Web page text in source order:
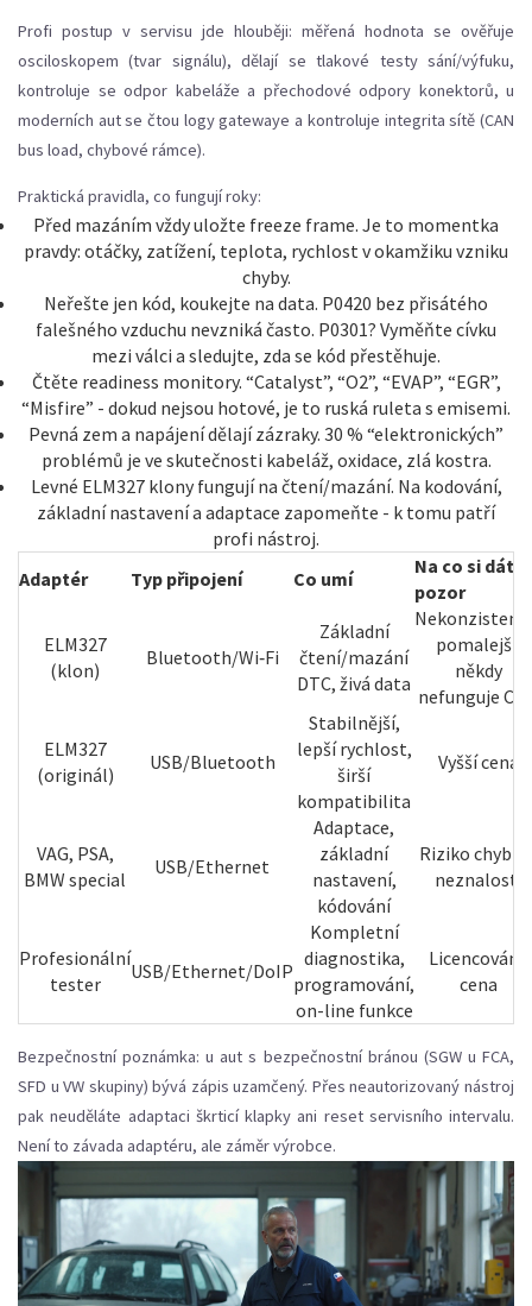
Profi postup v servisu jde hlouběji: měřená hodnota se ověřuje
osciloskopem (tvar signálu), dělají se tlakové testy sání/výfuku,
kontroluje se odpor kabeláže a přechodové odpory konektorů, u
moderních aut se čtou logy gatewaye a kontroluje integrita sítě (CAN
bus load, chybové rámce).
Praktická pravidla, co fungují roky:
Před mazáním vždy uložte freeze frame. Je to momentka
pravdy: otáčky, zatížení, teplota, rychlost v okamžiku vzniku
chyby.
Neřešte jen kód, koukejte na data. P0420 bez přisátého
falešného vzduchu nevzniká často. P0301? Vyměňte cívku
mezi válci a sledujte, zda se kód přestěhuje.
Čtěte readiness monitory. “Catalyst”, “O2”, “EVAP”, “EGR”,
“Misfire” - dokud nejsou hotové, je to ruská ruleta s emisemi.
Pevná zem a napájení dělají zázraky. 30 % “elektronických”
problémů je ve skutečnosti kabeláž, oxidace, zlá kostra.
Levné ELM327 klony fungují na čtení/mazání. Na kodování,
základní nastavení a adaptace zapomeňte - k tomu patří
profi nástroj.
Adaptér
Typ připojení Co umí
Na co si dát
pozor
ELM327
(klon)
Bluetooth/Wi‑Fi
Základní
čtení/mazání
DTC, živá data
pomalejší,
někdy
nefunguje
ELM327
(originál)
USB/Bluetooth
Stabilnější,
lepší rychlost,
širší
kompatibilita
Vyšší cena
VAG, PSA,
BMW special
USB/Ethernet
Adaptace,
základní
nastavení,
kódování
Riziko chyb
neznalosti
Profesionální
tester
USB/Ethernet/DoIP
Kompletní
diagnostika,
programování,
on-line funkce
Licencování,
cena
Bezpečnostní poznámka: u aut s bezpečnostní bránou (SGW u FCA,
SFD u VW skupiny) bývá zápis uzamčený. Přes neautorizovaný nástroj
pak neuděláte adaptaci škrticí klapky ani reset servisního intervalu.
Není to závada adaptéru, ale záměr výrobce.